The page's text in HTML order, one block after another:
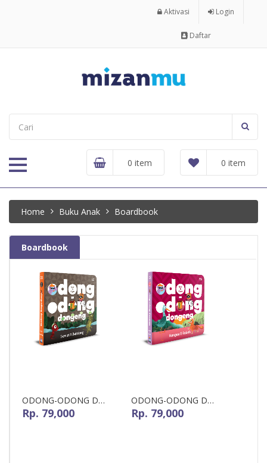
Aktivasi Login
Daftar
0 item
0 item
Home Buku Anak Boardbook
Boardbook
ODONG-ODONG DON...
Rp. 79,000
ODONG-ODONG DON...
Rp. 79,000